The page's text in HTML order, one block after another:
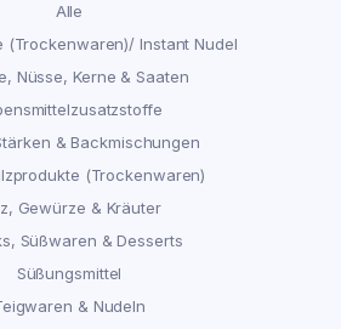
Alle
(Trockenwaren)/ Instant Nudel
Nüsse, Kerne & Saaten
& Backmischungen
(Trockenwaren)
Gewürze & Kräuter
Süßwaren & Desserts
Süßungsmittel
& Nudeln